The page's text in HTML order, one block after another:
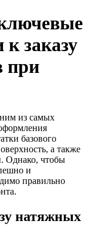
к заказу
при
из самых
базового
а также
Однако, чтобы
и
правильно
натяжных